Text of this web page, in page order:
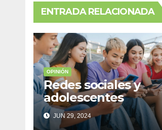
ENTRADA RELACIONADA
OPINIÓN
Redes sociales y
adolescentes
JUN 29, 2024